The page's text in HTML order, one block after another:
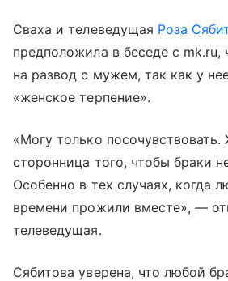
Сваха и телеведущая Роза
предположила в беседе с mk.ru,
на развод с мужем, так как у
«женское терпение».
«Могу только посочувствовать.
сторонница того, чтобы браки
Особенно в тех случаях, когда
времени прожили вместе», —
телеведущая.
Сябитова уверена, что любой